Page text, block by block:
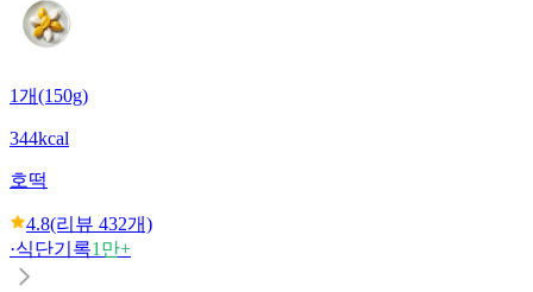
1개(150g)
344kcal
호떡
4.8(리뷰 432개)
·식단기록1만+